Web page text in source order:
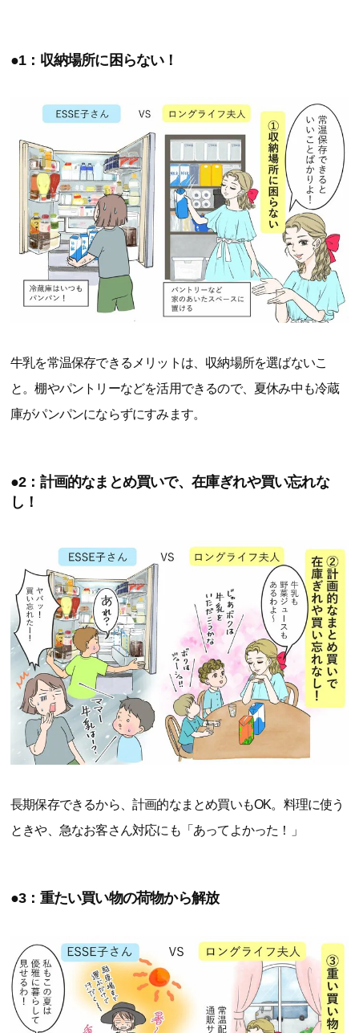
●1：収納場所に困らない！
牛乳を常温保存できるメリットは、収納場所を選ばないこ
と。棚やパントリーなどを活用できるので、夏休み中も冷蔵
庫がパンパンにならずにすみます。
●2：計画的なまとめ買いで、在庫ぎれや買い忘れな
し！
長期保存できるから、計画的なまとめ買いもOK。料理に使う
ときや、急なお客さん対応にも「あってよかった！」
●3：重たい買い物の荷物から解放